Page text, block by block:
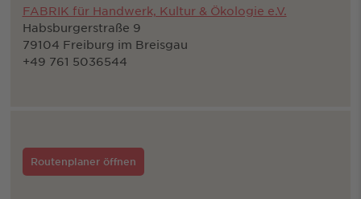
FABRIK für Handwerk, Kultur & Ökologie e.V.
Habsburgerstraße 9
79104 Freiburg im Breisgau
+49 761 5036544
Routenplaner öffnen